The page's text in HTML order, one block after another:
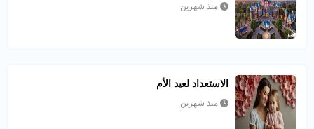
منذ شهرين
الاستعداد لعيد الأم
منذ شهرين